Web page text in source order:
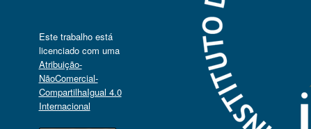
Este trabalho está
licenciado com uma
Atribuição-
NãoComercial-
CompartilhaIgual 4.0
Internacional